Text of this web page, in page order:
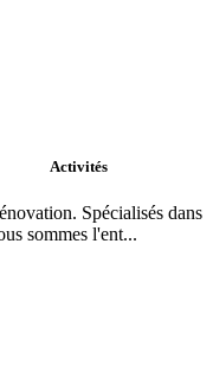
Activités
Spécialisés dans
sommes l'ent...